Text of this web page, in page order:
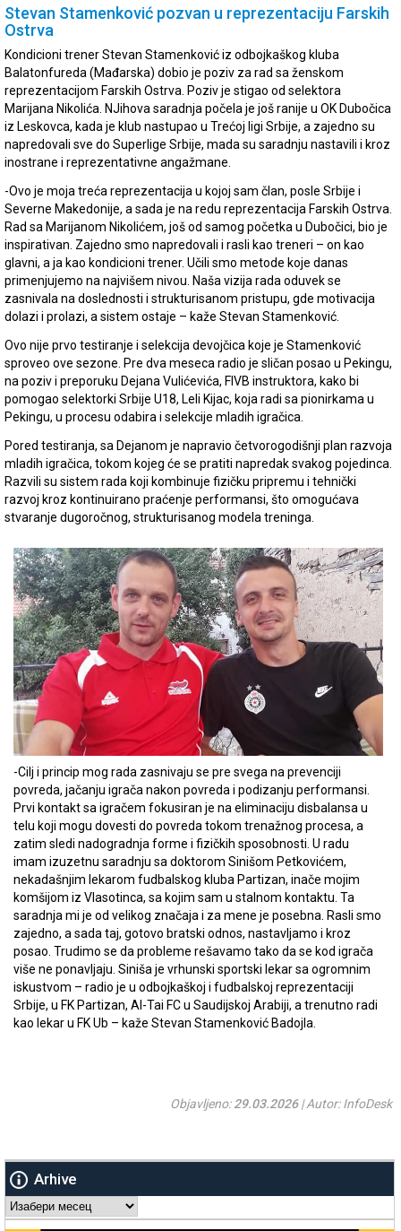
Stevan Stamenković pozvan u reprezentaciju Farskih
Ostrva
Kondicioni trener Stevan Stamenković iz odbojkaškog kluba
Balatonfureda (Mađarska) dobio je poziv za rad sa ženskom
reprezentacijom Farskih Ostrva. Poziv je stigao od selektora
Marijana Nikolića. NJihova saradnja počela je još ranije u OK Dubočica
iz Leskovca, kada je klub nastupao u Trećoj ligi Srbije, a zajedno su
napredovali sve do Superlige Srbije, mada su saradnju nastavili i kroz
inostrane i reprezentativne angažmane.
-Ovo je moja treća reprezentacija u kojoj sam član, posle Srbije i
Severne Makedonije, a sada je na redu reprezentacija Farskih Ostrva.
Rad sa Marijanom Nikolićem, još od samog početka u Dubočici, bio je
inspirativan. Zajedno smo napredovali i rasli kao treneri – on kao
glavni, a ja kao kondicioni trener. Učili smo metode koje danas
primenjujemo na najvišem nivou. Naša vizija rada oduvek se
zasnivala na doslednosti i strukturisanom pristupu, gde motivacija
dolazi i prolazi, a sistem ostaje – kaže Stevan Stamenković.
Ovo nije prvo testiranje i selekcija devojčica koje je Stamenković
sproveo ove sezone. Pre dva meseca radio je sličan posao u Pekingu,
na poziv i preporuku Dejana Vulićevića, FIVB instruktora, kako bi
pomogao selektorki Srbije U18, Leli Kijac, koja radi sa pionirkama u
Pekingu, u procesu odabira i selekcije mladih igračica.
Pored testiranja, sa Dejanom je napravio četvorogodišnji plan razvoja
mladih igračica, tokom kojeg će se pratiti napredak svakog pojedinca.
Razvili su sistem rada koji kombinuje fizičku pripremu i tehnički
razvoj kroz kontinuirano praćenje performansi, što omogućava
stvaranje dugoročnog, strukturisanog modela treninga.
-Cilj i princip mog rada zasnivaju se pre svega na prevenciji
povreda, jačanju igrača nakon povreda i podizanju performansi.
Prvi kontakt sa igračem fokusiran je na eliminaciju disbalansa u
telu koji mogu dovesti do povreda tokom trenažnog procesa, a
zatim sledi nadogradnja forme i fizičkih sposobnosti. U radu
imam izuzetnu saradnju sa doktorom Sinišom Petkovićem,
nekadašnjim lekarom fudbalskog kluba Partizan, inače mojim
komšijom iz Vlasotinca, sa kojim sam u stalnom kontaktu. Ta
saradnja mi je od velikog značaja i za mene je posebna. Rasli smo
zajedno, a sada taj, gotovo bratski odnos, nastavljamo i kroz
posao. Trudimo se da probleme rešavamo tako da se kod igrača
više ne ponavljaju. Siniša je vrhunski sportski lekar sa ogromnim
iskustvom – radio je u odbojkaškoj i fudbalskoj reprezentaciji
Srbije, u FK Partizan, Al-Tai FC u Saudijskoj Arabiji, a trenutno radi
kao lekar u FK Ub – kaže Stevan Stamenković Badojla.
Objavljeno:29.03.2026| Autor: InfoDesk
Arhive
Arhive